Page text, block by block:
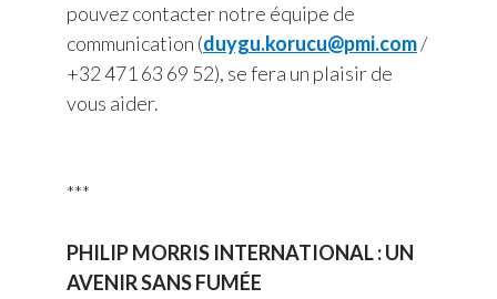
pouvez contacter notre équipe de
communication (duygu.korucu@pmi.com/
+32 471 63 69 52), se fera un plaisir de
vous aider.
***
PHILIP MORRIS INTERNATIONAL : UN
AVENIR SANS FUMÉE